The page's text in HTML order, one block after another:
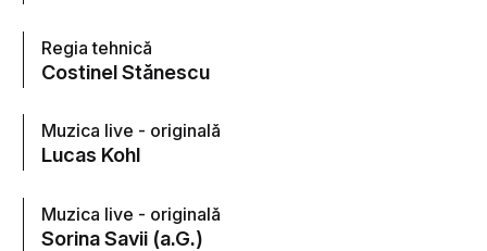
Regia tehnică
Costinel Stănescu
Muzica live - originală
Lucas Kohl
Muzica live - originală
Sorina Savii (a.G.)